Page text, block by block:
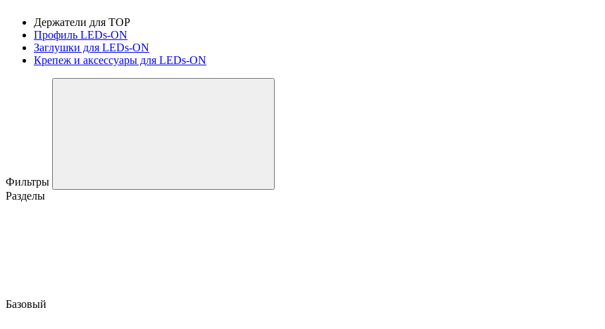
Держатели для TOP
Профиль LEDs-ON
Заглушки для LEDs-ON
Крепеж и аксессуары для LEDs-ON
Фильтры
Разделы
Базовый